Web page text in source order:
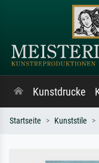
Kunstdrucke
Startseite Kunststile